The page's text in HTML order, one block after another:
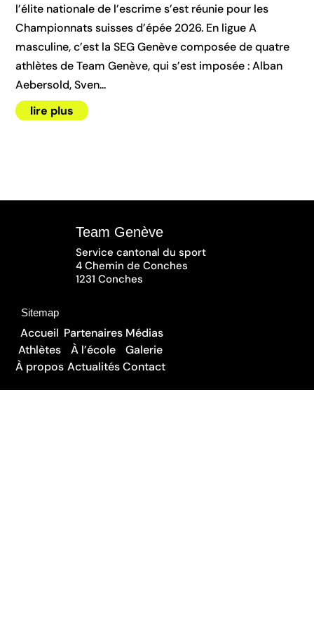
l’élite nationale de l’escrime s’est réunie pour les
Championnats suisses d’épée 2026. En ligue A
masculine, c’est la SEG Genève composée de quatre
athlètes de Team Genève, qui s’est imposée : Alban
Aebersold, Sven...
lire plus
Team Genève
Service cantonal du sport
4 Chemin de Conches
1231 Conches
Sitemap
Accueil
Athlètes
À propos
Partenaires
À l’école
Actualités
Médias
Galerie
Contact